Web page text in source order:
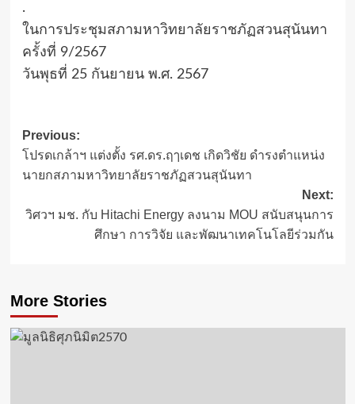
.
ในการประชุมสภามหาวิทยาลัยราชภัฏสวนสุนันทา
ครั้งที่ 9/2567
วันพุธที่ 25 กันยายน พ.ศ. 2567
Post
navigation
Previous:
โปรดเกล้าฯ แต่งตั้ง รศ.ดร.ฤๅเดช เกิดวิชัย ดำรงตำแหน่ง
นายกสภามหาวิทยาลัยราชภัฏสวนสุนันทา
Next:
วิศวฯ มช. กับ Hitachi Energy ลงนาม MOU สนับสนุนการ
ศึกษา การวิจัย และพัฒนาเทคโนโลยีร่วมกัน
More Stories